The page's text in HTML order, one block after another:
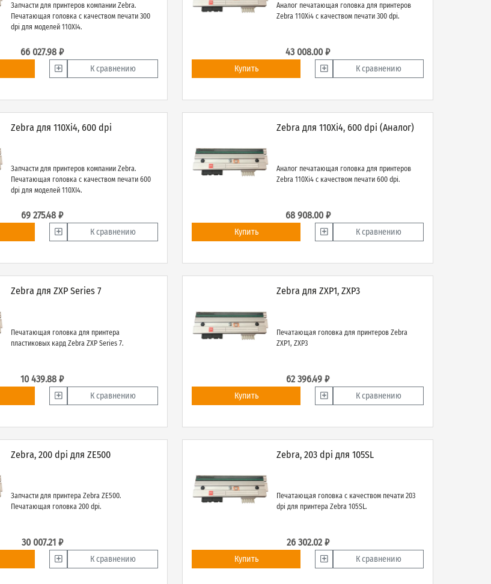
Запчасти для принтеров компании Zebra.
Печатающая головка с качеством печати 300
dpi для моделей 110XI4.
66 027.98 ₽
К сравнению
Аналог печатающая головка для принтеров
Zebra 110Xi4 с качеством печати 300 dpi.
43 008.00 ₽
Купить К сравнению
Zebra для 110Xi4, 600 dpi
Запчасти для принтеров компании Zebra.
Печатающая головка с качеством печати 600
dpi для моделей 110XI4.
69 275.48 ₽
К сравнению
Zebra для 110Xi4, 600 dpi (Аналог)
Аналог печатающая головка для принтеров
Zebra 110Xi4 с качеством печати 600 dpi.
68 908.00 ₽
Купить К сравнению
Zebra для ZXP Series 7
Печатающая головка для принтера
пластиковых кард Zebra ZXP Series 7.
10 439.88 ₽
К сравнению
Zebra для ZXP1, ZXP3
Печатающая головка для принтеров Zebra
ZXP1, ZXP3
62 396.49 ₽
Купить К сравнению
Zebra, 200 dpi для ZE500
Запчасти для принтера Zebra ZE500.
Печатающая головка 200 dpi.
30 007.21 ₽
К сравнению
Zebra, 203 dpi для 105SL
Печатающая головка с качеством печати 203
dpi для принтера Zebra 105SL.
26 302.02 ₽
Купить К сравнению